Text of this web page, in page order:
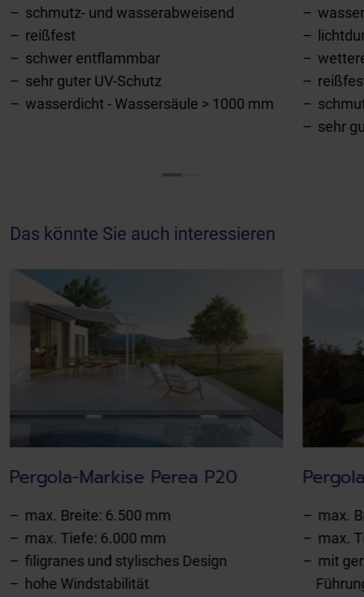
schmutz- und wasserabweisend
reißfest
schwer entflammbar
sehr guter UV-Schutz
wasserdicht - Wassersäule > 1000 mm
sehr
Das könnte Sie auch interessieren
Pergola-Markise Perea P20
max. Breite: 6.500 mm
max. Tiefe: 6.000 mm
filigranes und stylisches Design
hohe Windstabilität
max.
max.
mit